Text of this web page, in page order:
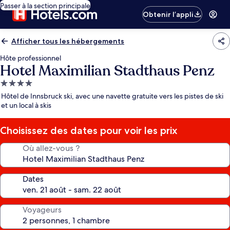
Passer à la section principale
Obtenir l’appli
Afficher tous les hébergements
Hôte professionnel
Hotel Maximilian Stadthaus Penz
Hébergement
4.0 étoiles
Hôtel de Innsbruck ski, avec une navette gratuite vers les pistes de ski
et un local à skis
Choisissez des dates pour voir les prix
Où allez-vous ?
Dates
Voyageurs